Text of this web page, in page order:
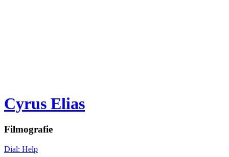
Cyrus Elias
Filmografie
Dial: Help